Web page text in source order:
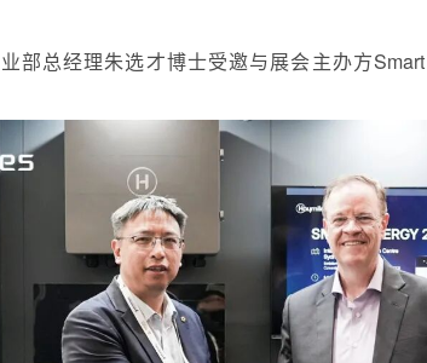
部总经理朱选才博士受邀与展会主办方